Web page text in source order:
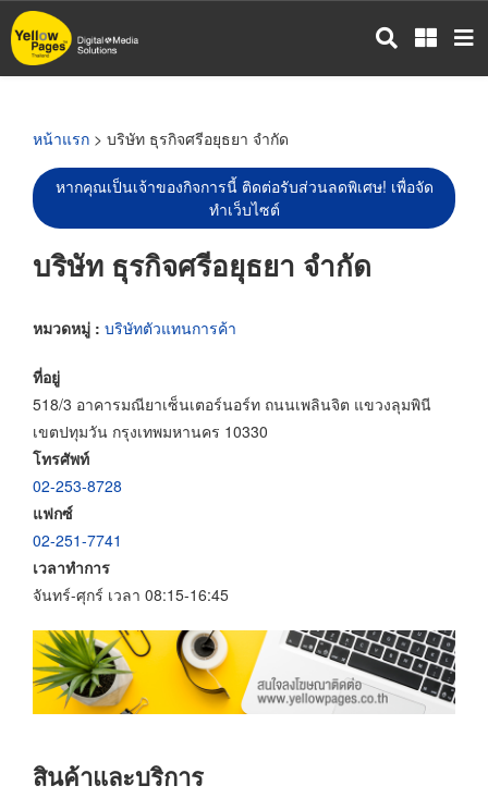
ข้าม
ไป
หน้าแรก > บริษัท ธุรกิจศรีอยุธยา จำกัด
หากคุณเป็นเจ้าของกิจการนี้ ติดต่อรับส่วนลดพิเศษ! เพื่อจัด
ทำเว็บไซต์
บริษัท ธุรกิจศรีอยุธยา จำกัด
หมวดหมู่ : บริษัทตัวแทนการค้า
ที่อยู่
518/3 อาคารมณียาเซ็นเตอร์นอร์ท ถนนเพลินจิต แขวงลุมพินี
เขตปทุมวัน กรุงเทพมหานคร 10330
โทรศัพท์
02-253-8728
แฟกซ์
02-251-7741
เวลาทำการ
จันทร์-ศุกร์ เวลา 08:15-16:45
สินค้าและบริการ